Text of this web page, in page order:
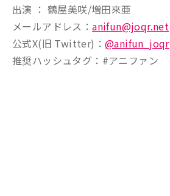
出演 ： 鶴屋美咲/増田來亜
メールアドレス：anifun@joqr.net
公式X(旧 Twitter)： @anifun_joqr
推奨ハッシュタグ：#アニファン